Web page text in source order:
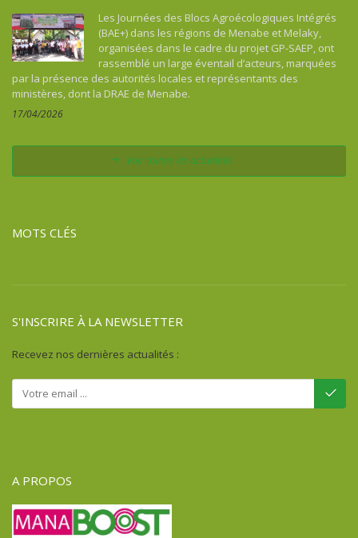
Les Journées des Blocs Agroécologiques Intégrés
(BAE+) dans les régions de Menabe et Melaky,
organisées dans le cadre du projet GP-SAEP, ont
rassemblé un large éventail d’acteurs, marquées
par la présence des autorités locales et représentants des
ministères, dont la DRAE de Menabe.
17/04/2026
Voir toutes les actualités
MOTS CLÉS
S'INSCRIRE À LA NEWSLETTER
Recevez nos dernières actualités :
A PROPOS